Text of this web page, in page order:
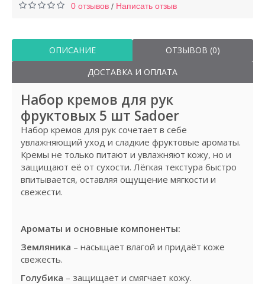
0 отзывов / Написать отзыв
ОПИСАНИЕ
ОТЗЫВОВ (0)
ДОСТАВКА И ОПЛАТА
Набор кремов для рук
фруктовых 5 шт Sadoer
Набор кремов для рук сочетает в себе
увлажняющий уход и сладкие фруктовые ароматы.
Кремы не только питают и увлажняют кожу, но и
защищают её от сухости. Лёгкая текстура быстро
впитывается, оставляя ощущение мягкости и
свежести.
Ароматы и основные компоненты:
Земляника – насыщает влагой и придаёт коже
свежесть.
Голубика – защищает и смягчает кожу.